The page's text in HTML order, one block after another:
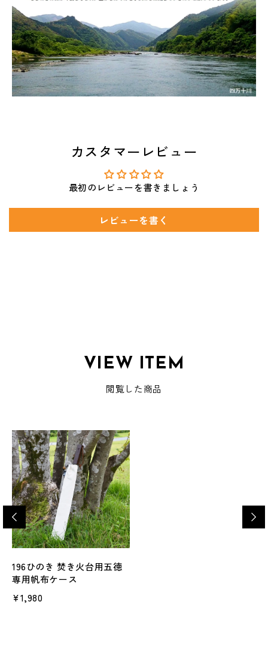
カスタマーレビュー
最初のレビューを書きましょう
レビューを書く
VIEW ITEM
閲覧した商品
196ひのき 焚き火台用五徳
専用帆布ケース
¥1,980